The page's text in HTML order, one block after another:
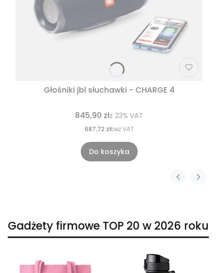
Głośniki jbl słuchawki - CHARGE 4
845,90 złz 23% VAT
687,72 złbez VAT
Do koszyka
Gadżety firmowe TOP 20 w 2026 roku